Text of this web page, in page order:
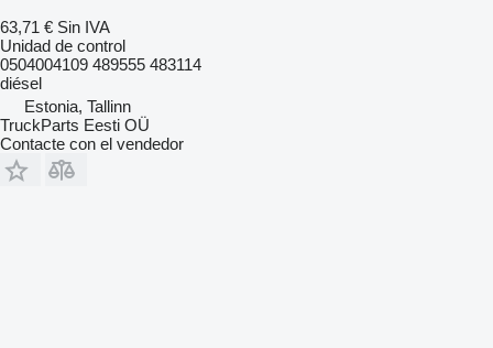
63,71 € Sin IVA
Unidad de control
0504004109 489555 483114
diésel
Estonia, Tallinn
TruckParts Eesti OÜ
Contacte con el vendedor